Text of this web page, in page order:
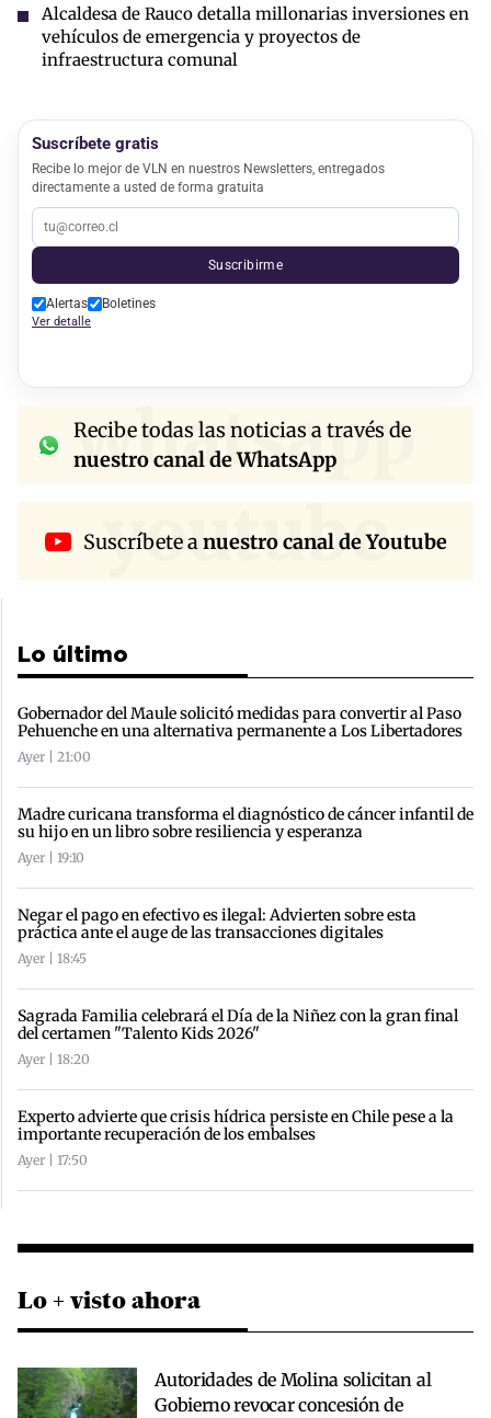
Alcaldesa de Rauco detalla millonarias inversiones en
vehículos de emergencia y proyectos de
infraestructura comunal
Suscríbete gratis
Recibe lo mejor de VLN en nuestros Newsletters, entregados
directamente a usted de forma gratuita
Suscribirme
Alertas Boletines
Ver detalle
whatsapp
Recibe todas las noticias a través de
nuestro canal de WhatsApp
youtube
Suscríbete anuestro canal de Youtube
Lo último
Gobernador del Maule solicitó medidas para convertir al Paso
Pehuenche en una alternativa permanente a Los Libertadores
Ayer | 21:00
Madre curicana transforma el diagnóstico de cáncer infantil de
su hijo en un libro sobre resiliencia y esperanza
Ayer | 19:10
Negar el pago en efectivo es ilegal: Advierten sobre esta
práctica ante el auge de las transacciones digitales
Ayer | 18:45
Sagrada Familia celebrará el Día de la Niñez con la gran final
del certamen "Talento Kids 2026"
Ayer | 18:20
Experto advierte que crisis hídrica persiste en Chile pese a la
importante recuperación de los embalses
Ayer | 17:50
Lo + visto ahora
Autoridades de Molina solicitan al
Gobierno revocar concesión de